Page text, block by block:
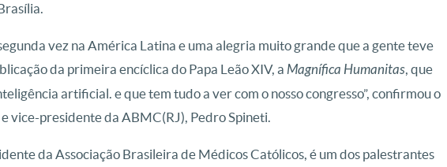
vez na América Latina e uma alegria muito grande que a gente teve
da primeira encíclica do Papa Leão XIV, a Magnífica Humanitas, que
artificial. e que tem tudo a ver com o nosso congresso”, confirmou o
vice-presidente da ABMC(RJ), Pedro Spineti.
da Associação Brasileira de Médicos Católicos, é um dos palestrantes